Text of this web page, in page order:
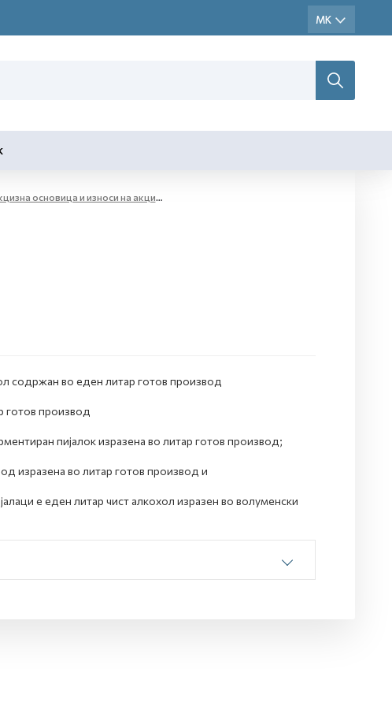
основица и износи на акциза
содржан во еден литар готов производ
готов производ
пијалок изразена во литар готов производ;
изразена во литар готов производ и
е еден литар чист алкохол изразен во волуменски